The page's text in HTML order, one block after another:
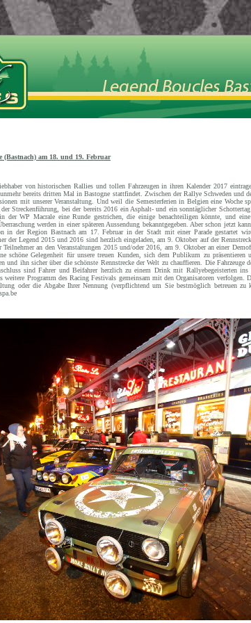
(Bastnach) am 18. und 19. Februar
von historischen Rallies und tollen Fahrzeugen in ihren Kalender 2017
bereits dritten Mal in Bastogne stattfindet. Zwischen der Rallye Schweden und
mit unserer Veranstaltung. Und weil die Semesterferien in Belgien eine Woche
Streckenführung, bei der bereits 2016 ein Asphalt- und ein sonntäglicher
der WP Macrale eine Runde gestrichen, die einige benachteiligen könnte, und eine
werden in einer späteren Aussendung bekanntgegeben. Aber schon jetzt
in der Region Bastnach am 17. Februar in der Stadt mit einer Parade gestartet
der Legend 2015 und 2016 sind herzlich eingeladen, am 9. Oktober auf der
an den Veranstaltungen 2015 und/oder 2016, am 9. Oktober an einer
schöne Gelegenheit für unsere treuen Kunden, sich dem Publikum zu präsentieren
und ihn sicher über die schönste Rennstrecke der Welt zu chauffieren. Die Fahrzeuge
sind Fahrer und Beifahrer herzlich zu einem Drink mit Rallyebegeisterten
weitere Programm des Racing Festivals gemeinsam mit den Organisatoren verfolgen.
oder die Abgabe Ihrer Nennung (verpflichtend um Sie bestmöglich betreuen